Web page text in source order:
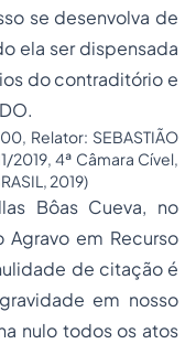
se desenvolva de
ela ser dispensada
do contraditório e
Relator: SEBASTIÃO
2019, 4ª Câmara Cível,
2019)
Bôas Cueva, no
em Recurso
de citação é
em nosso
nulo todos os atos